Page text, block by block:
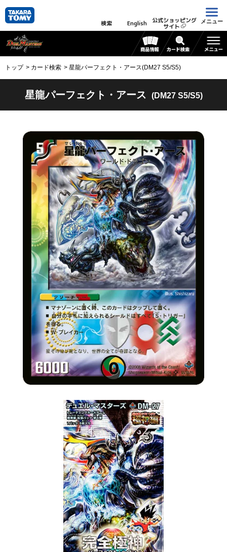
検索 English 公式ショッピング
サイト
メニュー
トップ カード検索 星龍パーフェクト・アース(DM27 S5/S5)
星龍パーフェクト・アース (DM27 S5/S5)